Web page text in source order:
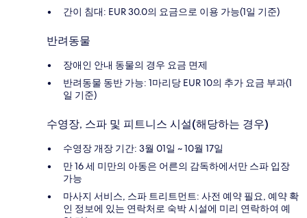
간이 침대: EUR 30.0의 요금으로 이용 가능(1일 기준)
반려동물
장애인 안내 동물의 경우 요금 면제
반려동물 동반 가능: 1마리당 EUR 10의 추가 요금 부과(1
일 기준)
수영장, 스파 및 피트니스 시설(해당하는 경우)
수영장 개장 기간: 3월 01일 ~ 10월 17일
만 16 세 미만의 아동은 어른의 감독하에서만 스파 입장
가능
마사지 서비스, 스파 트리트먼트: 사전 예약 필요, 예약 확
인 정보에 있는 연락처로 숙박 시설에 미리 연락하여 예